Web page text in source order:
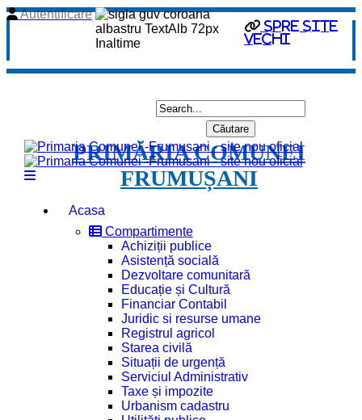
spre site
vechi
Autentificare
PRIMĂRIA COMUNEI
FRUMUȘANI
Acasa
Compartimente
Achiziții publice
Asistență socială
Dezvoltare comunitară
Educație și Cultură
Financiar Contabil
Juridic si resurse umane
Registrul agricol
Starea civilă
Situații de urgență
Serviciul Administrativ
Taxe și impozite
Urbanism cadastru